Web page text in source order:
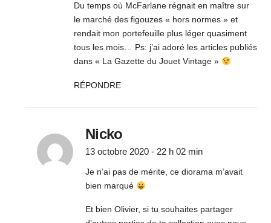
Du temps où McFarlane régnait en maître sur
le marché des figouzes « hors normes » et
rendait mon portefeuille plus léger quasiment
tous les mois… Ps: j’ai adoré les articles publiés
dans « La Gazette du Jouet Vintage »
RÉPONDRE
Nicko
13 octobre 2020 - 22 h 02 min
Je n’ai pas de mérite, ce diorama m’avait
bien marqué
Et bien Olivier, si tu souhaites partager